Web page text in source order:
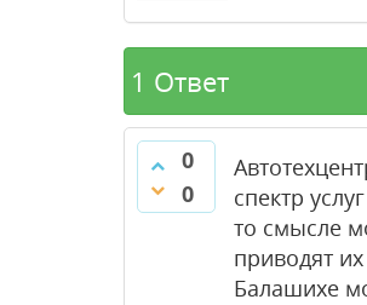
1 Ответ
0
0
спектр
то смысле
приводят
Балашихе